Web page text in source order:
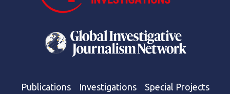
Publications Investigations Special Projects